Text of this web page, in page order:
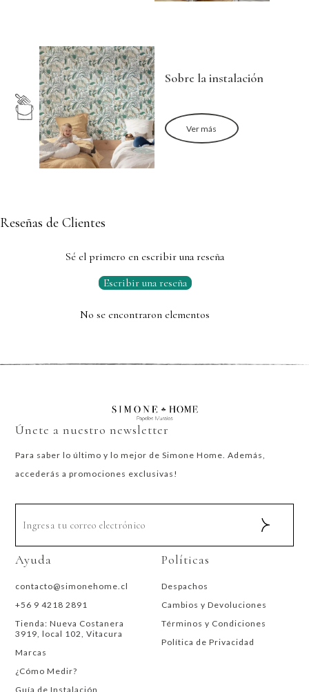
Sobre la instalación
Ver más
Reseñas de Clientes
Sé el primero en escribir una reseña
Escribir una reseña
No se encontraron elementos
Únete a nuestro newsletter
Para saber lo último y lo mejor de Simone Home. Además,
accederás a promociones exclusivas!
Ayuda
contacto@simonehome.cl
+56 9 4218 2891
Tienda: Nueva Costanera
3919, local 102, Vitacura
Marcas
¿Cómo Medir?
Guía de Instalación
Políticas
Despachos
Cambios y Devoluciones
Términos y Condiciones
Política de Privacidad